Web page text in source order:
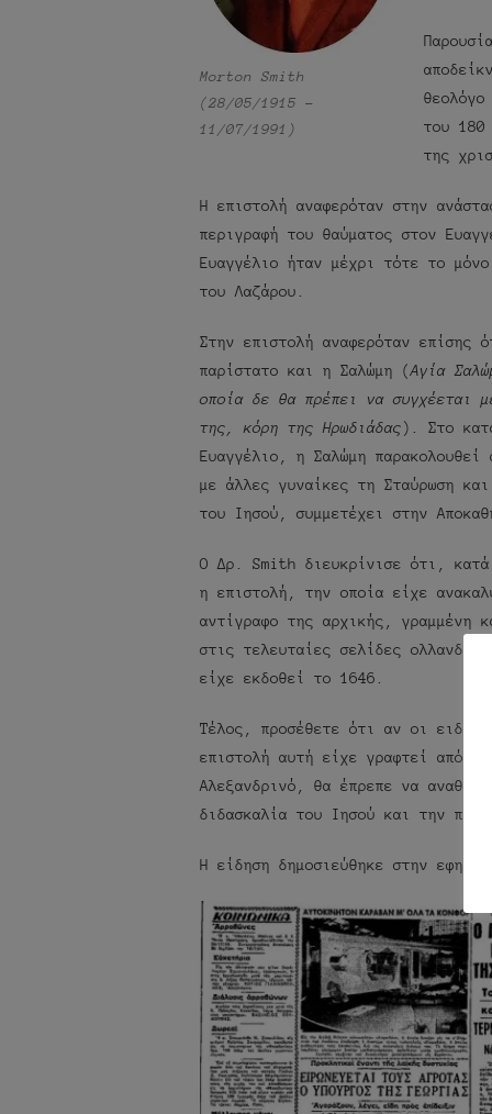
Morton Smith
(28/05/1915 –
11/07/1991)
του
της
Η επιστολή αναφερόταν στην
περιγραφή του θαύματος στον
Ευαγγέλιο ήταν μέχρι τότε το
του Λαζάρου.
Στην επιστολή αναφερόταν επίσης
παρίστατο και η Σαλώμη (Αγία
οποία δε θα πρέπει να συγχέεται
της, κόρη της Ηρωδιάδας). Στο
Ευαγγέλιο, η Σαλώμη παρακολουθεί
με άλλες γυναίκες τη Σταύρωση
του Ιησού, συμμετέχει στην
Ο Δρ. Smith διευκρίνισε ότι, κατά
η επιστολή, την οποία είχε
αντίγραφο της αρχικής, γραμμένη
στις τελευταίες σελίδες
είχε εκδοθεί το 1646.
Τέλος, προσέθετε ότι αν οι
επιστολή αυτή είχε γραφτεί από
Αλεξανδρινό, θα έπρεπε να
διδασκαλία του Ιησού και την
Η είδηση δημοσιεύθηκε στην